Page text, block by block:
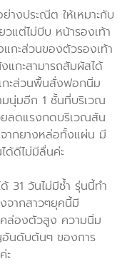
างประณีต ให้เหมาะกับ
วแต่ไม่บีบ หน้ารองเท้า
กะส่วนของตัวรองเท้า
แกะสามารถสัมผัสได้
ะส่วนพื้นสั่งฟอกนิ่ม
มนุ่มอีก 1 ชั้นที่บริเวณ
ลดแรงกดบริเวณส้น
ากยางหล่อทั้งแผ่น มี
ดีไม่มีลื่นค่ะ
31 วันไม่มีซ้ำ รุ่นนี้ทำ
จากสาวๆยุคนี้มี
ล่องตัวสูง ความนิ่ม
อันดับต้นๆ ของการ
ะ